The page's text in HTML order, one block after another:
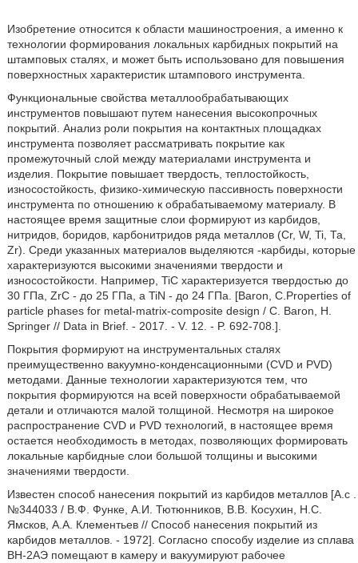
Изобретение относится к области машиностроения, а именно к
технологии формирования локальных карбидных покрытий на
штамповых сталях, и может быть использовано для повышения
поверхностных характеристик штампового инструмента.
Функциональные свойства металлообрабатывающих
инструментов повышают путем нанесения высокопрочных
покрытий. Анализ роли покрытия на контактных площадках
инструмента позволяет рассматривать покрытие как
промежуточный слой между материалами инструмента и
изделия. Покрытие повышает твердость, теплостойкость,
износостойкость, физико-химическую пассивность поверхности
инструмента по отношению к обрабатываемому материалу. В
настоящее время защитные слои формируют из карбидов,
нитридов, боридов, карбонитридов ряда металлов (Cr, W, Ti, Та,
Zr). Среди указанных материалов выделяются -карбиды, которые
характеризуются высокими значениями твердости и
износостойкости. Например, TiC характеризуется твердостью до
30 ГПа, ZrC - до 25 ГПа, a TiN - до 24 ГПа. [Baron, С.Properties of
particle phases for metal-matrix-composite design / C. Baron, H.
Springer // Data in Brief. - 2017. - V. 12. - P. 692-708.].
Покрытия формируют на инструментальных сталях
преимущественно вакуумно-конденсационными (CVD и PVD)
методами. Данные технологии характеризуются тем, что
покрытия формируются на всей поверхности обрабатываемой
детали и отличаются малой толщиной. Несмотря на широкое
распространение CVD и PVD технологий, в настоящее время
остается необходимость в методах, позволяющих формировать
локальные карбидные слои большой толщины и высокими
значениями твердости.
Известен способ нанесения покрытий из карбидов металлов [А.с .
№344033 / В.Ф. Функе, А.И. Тютюнников, В.В. Косухин, Н.С.
Ямсков, А.А. Клементьев // Способ нанесения покрытий из
карбидов металлов. - 1972]. Согласно способу изделие из сплава
ВН-2АЭ помещают в камеру и вакуумируют рабочее